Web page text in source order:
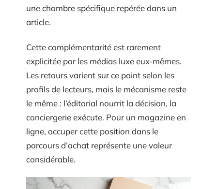
une chambre spécifique repérée dans un
article.
Cette complémentarité est rarement
explicitée par les médias luxe eux-mêmes.
Les retours varient sur ce point selon les
profils de lecteurs, mais le mécanisme reste
le même : l’éditorial nourrit la décision, la
conciergerie exécute. Pour un magazine en
ligne, occuper cette position dans le
parcours d’achat représente une valeur
considérable.